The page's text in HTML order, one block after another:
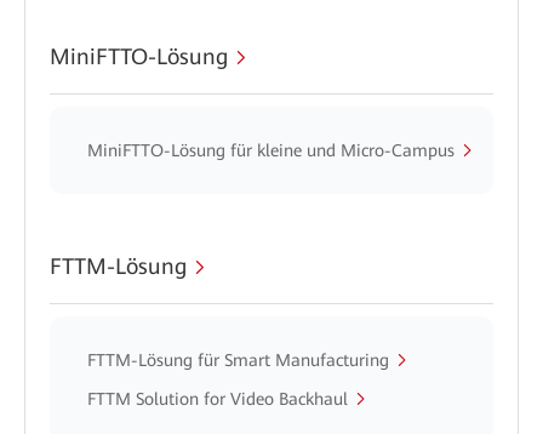
MiniFTTO-Lösung
MiniFTTO-Lösung für kleine und Micro-Campus
FTTM-Lösung
FTTM-Lösung für Smart Manufacturing
FTTM Solution for Video Backhaul